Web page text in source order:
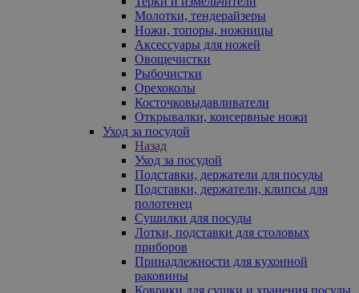
Молотки, тендерайзеры
Ножи, топоры, ножницы
Аксессуары для ножей
Овощечистки
Рыбочистки
Орехоколы
Косточковыдавливатели
Открывалки, консервные ножи
Уход за посудой
Назад
Уход за посудой
Подставки, держатели для посуды
Подставки, держатели, клипсы для
полотенец
Сушилки для посуды
Лотки, подставки для столовых
приборов
Принадлежности для кухонной
раковины
Коврики для сушки и хранения посуды